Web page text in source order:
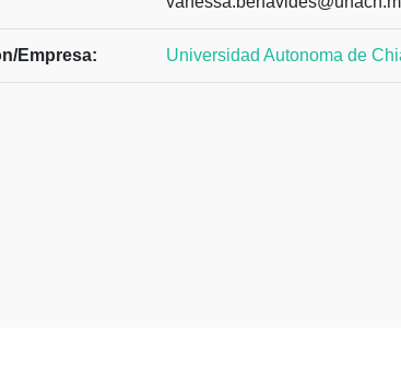
Empresa: Universidad Autonoma de